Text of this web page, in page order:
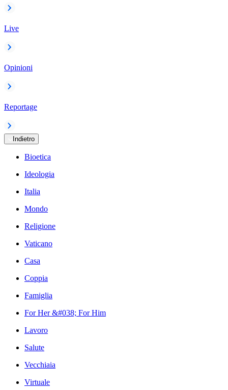
Live
Opinioni
Reportage
Indietro
Bioetica
Ideologia
Italia
Mondo
Religione
Vaticano
Casa
Coppia
Famiglia
For Her &#038; For Him
Lavoro
Salute
Vecchiaia
Virtuale